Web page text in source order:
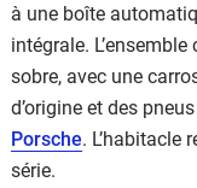
à une boîte
intégrale.
sobre, avec une
d’origine et des
Porsche. L’habitacle
série.